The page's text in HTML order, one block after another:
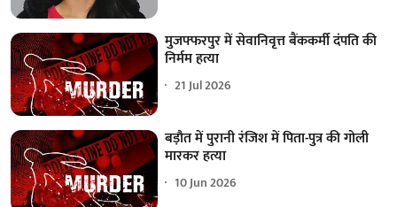
मुजफ्फरपुर में सेवानिवृत्त बैंककर्मी दंपति की
निर्मम हत्या
21 Jul 2026
बड़ौत में पुरानी रंजिश में पिता-पुत्र की गोली
मारकर हत्या
10 Jun 2026